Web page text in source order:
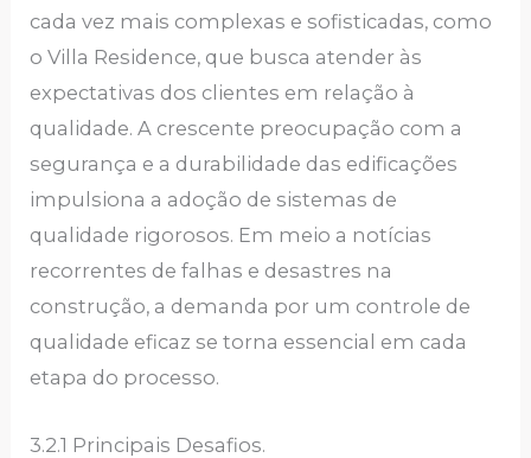
cada vez mais complexas e sofisticadas, como
o Villa Residence, que busca atender às
expectativas dos clientes em relação à
qualidade. A crescente preocupação com a
segurança e a durabilidade das edificações
impulsiona a adoção de sistemas de
qualidade rigorosos. Em meio a notícias
recorrentes de falhas e desastres na
construção, a demanda por um controle de
qualidade eficaz se torna essencial em cada
etapa do processo.
3.2.1 Principais Desafios.